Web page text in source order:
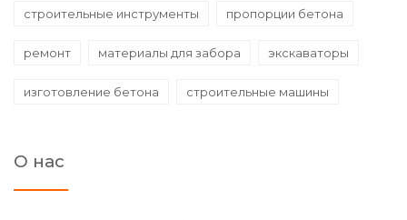
строительные инструменты пропорции бетона
ремонт материалы для забора экскаваторы
изготовление бетона строительные машины
О нас